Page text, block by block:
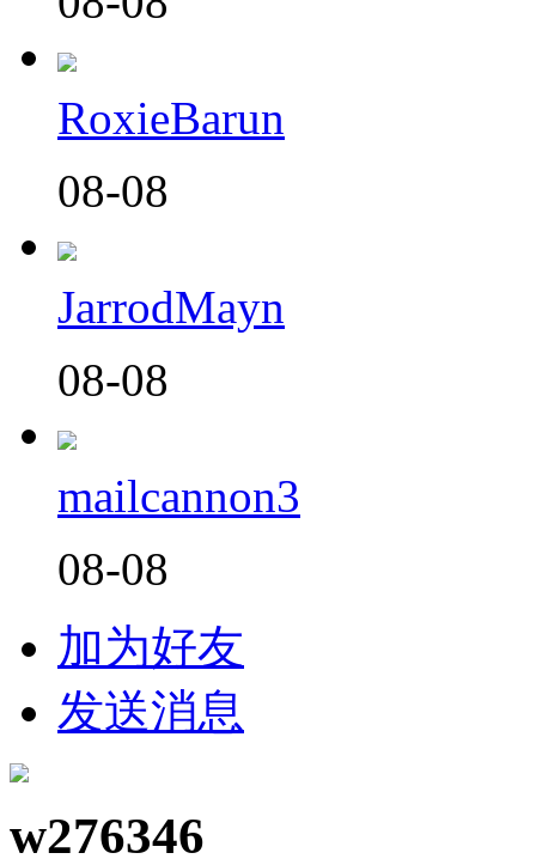
RoxieBarun
08-08
JarrodMayn
08-08
mailcannon3
08-08
加为好友
发送消息
w276346